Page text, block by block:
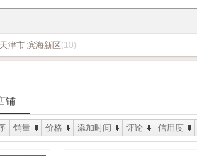
特价：¥3.33
查看详情
津市 滨海新区(10)
铺
销量 价格 添加时间 评论 信用度